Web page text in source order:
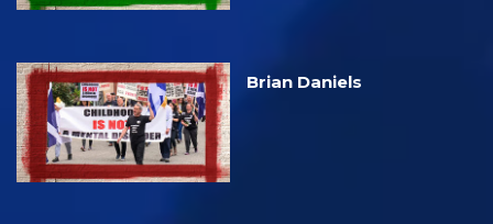
Brian Daniels